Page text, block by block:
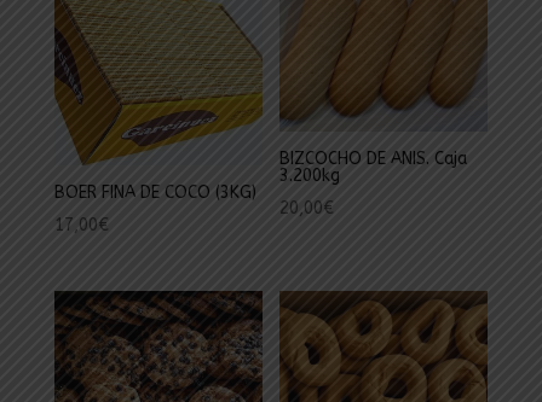
BOER FINA DE COCO (3KG)
17,00€
BIZCOCHO DE ANIS. Caja
3.200kg
20,00€